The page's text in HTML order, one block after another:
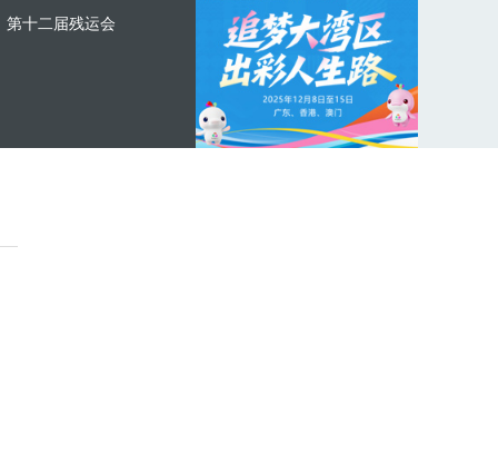
第十二届残运会